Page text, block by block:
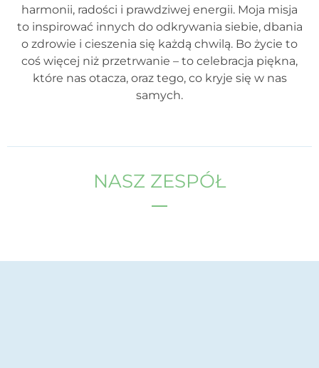
harmonii, radości i prawdziwej energii. Moja misja
to inspirować innych do odkrywania siebie, dbania
o zdrowie i cieszenia się każdą chwilą. Bo życie to
coś więcej niż przetrwanie – to celebracja piękna,
które nas otacza, oraz tego, co kryje się w nas
samych.
NASZ ZESPÓŁ